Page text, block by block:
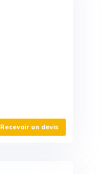
Recevoir un devis